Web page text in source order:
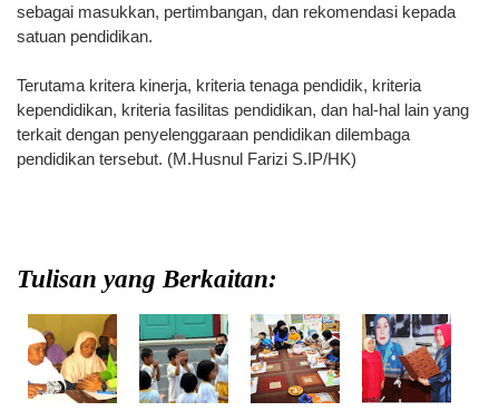
sebagai masukkan, pertimbangan, dan rekomendasi kepada
satuan pendidikan.
Terutama kritera kinerja, kriteria tenaga pendidik, kriteria
kependidikan, kriteria fasilitas pendidikan, dan hal-hal lain yang
terkait dengan penyelenggaraan pendidikan dilembaga
pendidikan tersebut. (M.Husnul Farizi S.IP/HK)
Tulisan yang Berkaitan: